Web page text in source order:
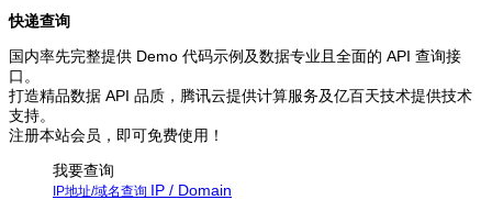
快递查询
国内率先完整提供 Demo 代码示例及数据专业且全面的 API 查询接
口。
打造精品数据 API 品质，腾讯云提供计算服务及亿百天技术提供技术
支持。
注册本站会员，即可免费使用！
我要查询
IP地址/域名查询 IP / Domain